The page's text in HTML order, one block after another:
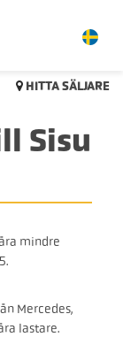
HITTA SÄLJARE
Sisu
mindre
Mercedes,
lastare.